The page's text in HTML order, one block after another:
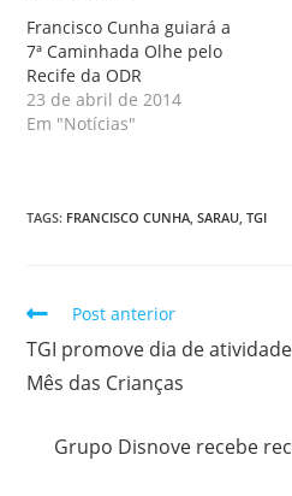
Francisco Cunha guiará a
7ª Caminhada Olhe pelo
Recife da ODR
23 de abril de 2014
Em "Notícias"
TAGS: FRANCISCO CUNHA, SARAU, TGI
Post anterior
TGI promove dia de
Mês das Crianças
Grupo Disnove recebe